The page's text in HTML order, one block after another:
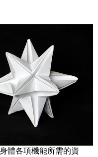
厄恩哈特（知名賽車
體各項機能所需的資